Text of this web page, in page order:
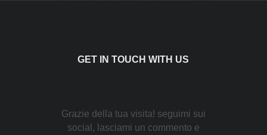
GET IN TOUCH WITH US
Grazie della tua visita! seguimi sui
social, lasciami un commento e